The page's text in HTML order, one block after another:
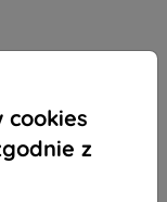
z